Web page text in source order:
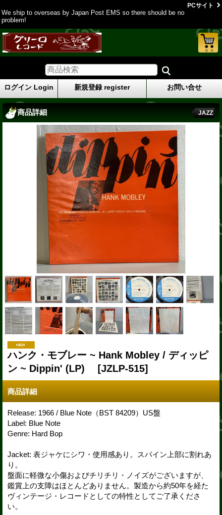
We ship to overseas by Japan Post EMS so there should be no
problem!
PCサイト
ログイン Login 新規登録 register お問い合せ
商品詳細 JAZZ
ハンク・モブレー ~ Hank Mobley / ディッピ
ン ~ Dippin' (LP) [JZLP-515]
商品詳細
Release: 1966 / Blue Note（BST 84209）US盤
Label: Blue Note
Genre: Hard Bop
Jacket: 表ジャケにシワ・使用感あり。スパイン上部に割れあ
り。
盤面に軽微な小傷およびチリチリ・ノイズがございますが、
鑑賞上の支障はほとんどありません。製造から約50年を経た
ヴィンテージ・レコードとしての特性としてご了承くださ
い。